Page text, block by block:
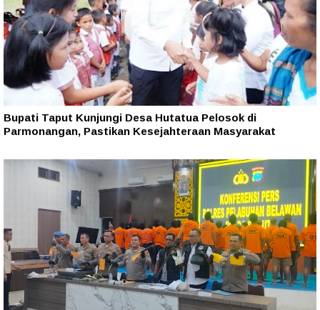
Bupati Taput Kunjungi Desa Hutatua Pelosok di
Parmonangan, Pastikan Kesejahteraan Masyarakat